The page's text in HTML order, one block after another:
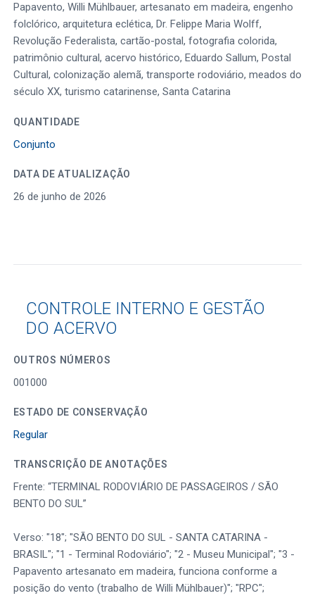
Papavento, Willi Mühlbauer, artesanato em madeira, engenho
folclórico, arquitetura eclética, Dr. Felippe Maria Wolff,
Revolução Federalista, cartão-postal, fotografia colorida,
patrimônio cultural, acervo histórico, Eduardo Sallum, Postal
Cultural, colonização alemã, transporte rodoviário, meados do
século XX, turismo catarinense, Santa Catarina
QUANTIDADE
Conjunto
DATA DE ATUALIZAÇÃO
26 de junho de 2026
CONTROLE INTERNO E GESTÃO
DO ACERVO
OUTROS NÚMEROS
001000
ESTADO DE CONSERVAÇÃO
Regular
TRANSCRIÇÃO DE ANOTAÇÕES
Frente: “TERMINAL RODOVIÁRIO DE PASSAGEIROS / SÃO
BENTO DO SUL”
Verso: "18"; "SÃO BENTO DO SUL - SANTA CATARINA -
BRASIL"; "1 - Terminal Rodoviário"; "2 - Museu Municipal"; "3 -
Papavento artesanato em madeira, funciona conforme a
posição do vento (trabalho de Willi Mühlbauer)"; "RPC";